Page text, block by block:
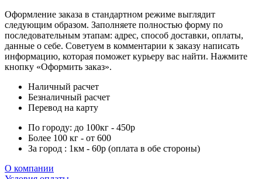
Оформление заказа в стандартном режиме выглядит
следующим образом. Заполняете полностью форму по
последовательным этапам: адрес, способ доставки, оплаты,
данные о себе. Советуем в комментарии к заказу написать
информацию, которая поможет курьеру вас найти. Нажмите
кнопку «Оформить заказ».
Наличный расчет
Безналичный расчет
Перевод на карту
По городу: до 100кг - 450р
Более 100 кг - от 600
За город : 1км - 60р (оплата в обе стороны)
О компании